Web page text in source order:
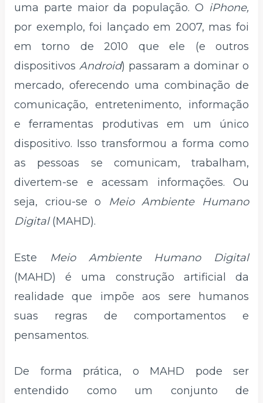
uma parte maior da população. O iPhone,
por exemplo, foi lançado em 2007, mas foi
em torno de 2010 que ele (e outros
dispositivos Android) passaram a dominar o
mercado, oferecendo uma combinação de
comunicação, entretenimento, informação
e ferramentas produtivas em um único
dispositivo. Isso transformou a forma como
as pessoas se comunicam, trabalham,
divertem-se e acessam informações. Ou
seja, criou-se o Meio Ambiente Humano
Digital(MAHD).
Este
Meio Ambiente Humano Digital
(MAHD) é uma construção artificial da
realidade que impõe aos sere humanos
suas regras de comportamentos e
pensamentos.
De forma prática, o MAHD pode ser
entendido como um conjunto de